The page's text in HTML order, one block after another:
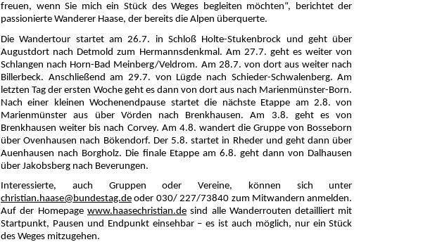
freuen, wenn Sie mich ein Stück des Weges begleiten möchten“, berichtet der
passionierte Wanderer Haase, der bereits die Alpen überquerte.
Die Wandertour startet am 26.7. in Schloß Holte-Stukenbrock und geht über
Augustdort nach Detmold zum Hermannsdenkmal. Am 27.7. geht es weiter von
Schlangen nach Horn-Bad Meinberg/Veldrom. Am 28.7. von dort aus weiter nach
Billerbeck. Anschließend am 29.7. von Lügde nach Schieder-Schwalenberg. Am
letzten Tag der ersten Woche geht es dann von dort aus nach Marienmünster-Born.
Nach einer kleinen Wochenendpause startet die nächste Etappe am 2.8. von
Marienmünster aus über Vörden nach Brenkhausen. Am 3.8. geht es von
Brenkhausen weiter bis nach Corvey. Am 4.8. wandert die Gruppe von Bosseborn
über Ovenhausen nach Bökendorf. Der 5.8. startet in Rheder und geht dann über
Auenhausen nach Borgholz. Die finale Etappe am 6.8. geht dann von Dalhausen
über Jakobsberg nach Beverungen.
Interessierte, auch Gruppen oder Vereine, können sich unter
christian.haase@bundestag.de oder 030/ 227/73840 zum Mitwandern anmelden.
Auf der Homepage www.haasechristian.desind alle Wanderrouten detailliert mit
Startpunkt, Pausen und Endpunkt einsehbar – es ist auch möglich, nur ein Stück
des Weges mitzugehen.